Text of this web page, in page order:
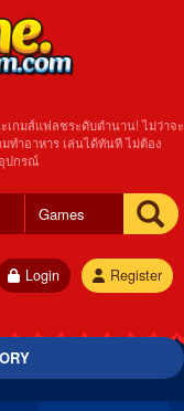
เกมส์แฟลชระดับตำนาน! ไม่ว่าจะ
มทำอาหาร เล่นได้ทันที ไม่ต้อง
ปกรณ์
Register
Login